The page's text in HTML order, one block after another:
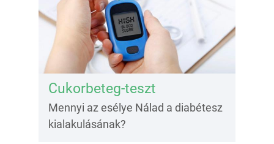
Cukorbeteg-teszt
Mennyi az esélye Nálad a diabétesz
kialakulásának?